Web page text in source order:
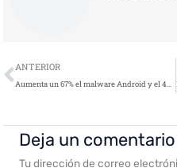
Ant
ANTERIOR
Aumenta un 67% el malware Android y el 40% de los ataques IoT va a infraestructuras críticas
Deja un comentario
Tu dirección de correo